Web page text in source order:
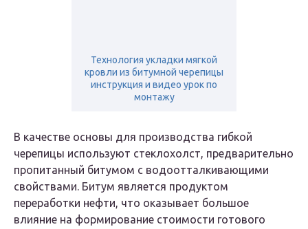
Технология укладки мягкой
кровли из битумной черепицы
инструкция и видео урок по
монтажу
В качестве основы для производства гибкой
черепицы используют стеклохолст, предварительно
пропитанный битумом с водоотталкивающими
свойствами. Битум является продуктом
переработки нефти, что оказывает большое
влияние на формирование стоимости готового